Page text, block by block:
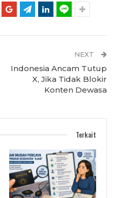
NEXT
Indonesia Ancam Tutup
X, Jika Tidak Blokir
Konten Dewasa
Terkait